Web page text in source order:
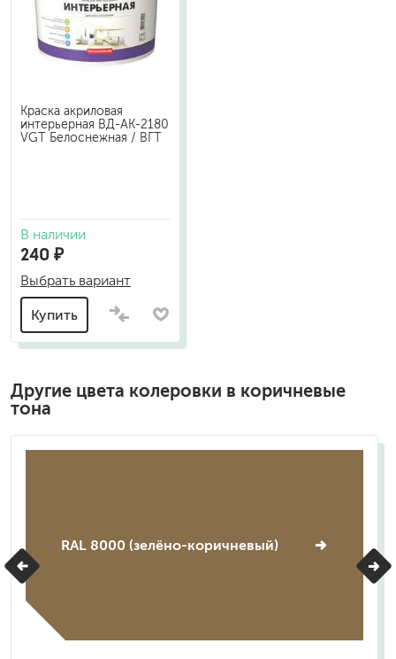
Краска акриловая
интерьерная ВД-АК-2180
VGT Белоснежная / ВГТ
В наличии
240 ₽
Выбрать вариант
Купить
Другие цвета колеровки в коричневые
тона
RAL 8000 (зелёно-коричневый)